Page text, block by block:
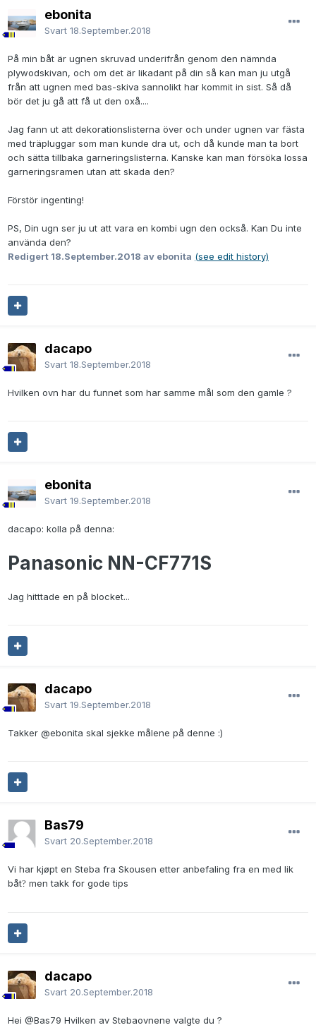
ebonita
Svart 18.September.2018
På min båt är ugnen skruvad underifrån genom den nämnda
plywodskivan, och om det är likadant på din så kan man ju utgå
från att ugnen med bas-skiva sannolikt har kommit in sist. Så då
bör det ju gå att få ut den oxå....
Jag fann ut att dekorationslisterna över och under ugnen var fästa
med träpluggar som man kunde dra ut, och då kunde man ta bort
och sätta tillbaka garneringslisterna. Kanske kan man försöka lossa
garneringsramen utan att skada den?
Förstör ingenting!
PS, Din ugn ser ju ut att vara en kombi ugn den också. Kan Du inte
använda den?
Redigert 18.September.2018 av ebonita (see edit history)
dacapo
Svart 18.September.2018
Hvilken ovn har du funnet som har samme mål som den gamle ?
ebonita
Svart 19.September.2018
dacapo: kolla på denna:
Panasonic NN-CF771S
Jag hitttade en på blocket...
dacapo
Svart 19.September.2018
Takker @ebonita skal sjekke målene på denne :)
Bas79
Svart 20.September.2018
Vi har kjøpt en Steba fra Skousen etter anbefaling fra en med lik
båt? men takk for gode tips
dacapo
Svart 20.September.2018
Hei @Bas79 Hvilken av Stebaovnene valgte du ?